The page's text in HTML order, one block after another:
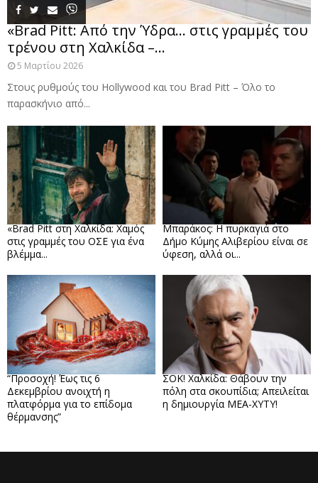
«Brad Pitt: Από την Ύδρα… στις γραμμές του
τρένου στη Χαλκίδα –...
5 Μαρτίου 2026
Στους ρυθμούς του Hollywood και του Brad Pitt – Όλο το
παρασκήνιο από...
«Brad Pitt στη Χαλκίδα: Χαμός
στις γραμμές του ΟΣΕ για ένα
βλέμμα...
Μπαράκος: Η πυρκαγιά στο
Δήμο Κύμης Αλιβερίου είναι σε
ύφεση, αλλά οι...
“Προσοχή! Έως τις 6
Δεκεμβρίου ανοιχτή η
πλατφόρμα για το επίδομα
θέρμανσης”
ΣΟΚ! Χαλκίδα: Θάβουν την
πόλη στα σκουπίδια; Απειλείται
η δημιουργία ΜΕΑ-ΧΥΤΥ!